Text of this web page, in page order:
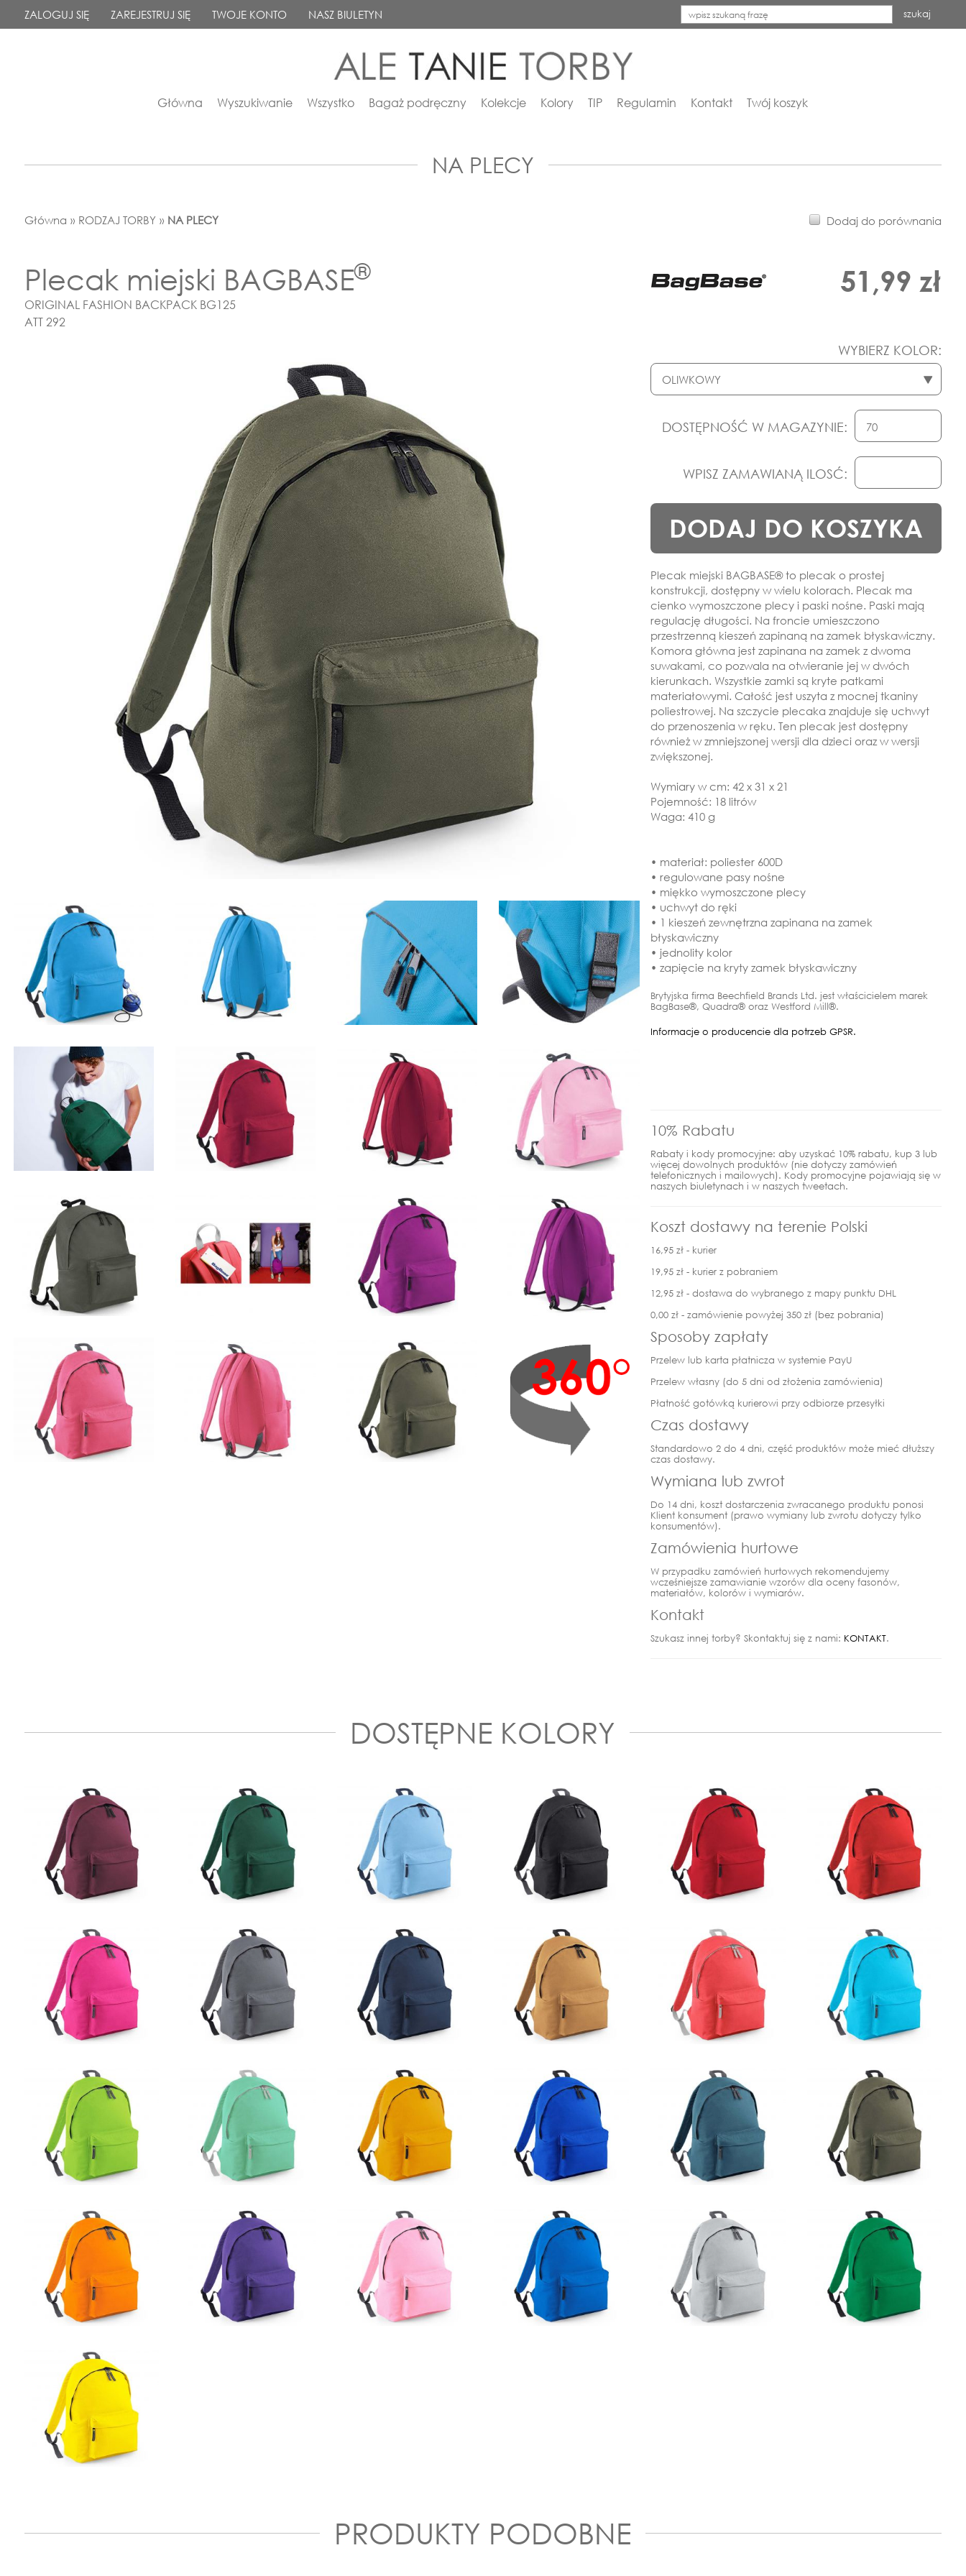
ZALOGUJ SIĘ ZAREJESTRUJ SIĘ TWOJE KONTO NASZ BIULETYN szukaj
Główna Wyszukiwanie Wszystko Bagaż podręczny Kolekcje Kolory TIP Regulamin Kontakt Twój koszyk
NA PLECY
Główna » RODZAJ TORBY » NA PLECY Dodaj do porównania
Plecak miejski BAGBASE®
ORIGINAL FASHION BACKPACK BG125
ATT 292
51,99 zł
WYBIERZ KOLOR:
DOSTĘPNOŚĆ W MAGAZYNIE:
WPISZ ZAMAWIANĄ ILOSĆ:
DODAJ DO KOSZYKA
Plecak miejski BAGBASE® to plecak o prostej
konstrukcji, dostępny w wielu kolorach. Plecak ma
cienko wymoszczone plecy i paski nośne. Paski mają
regulację długości. Na froncie umieszczono
przestrzenną kieszeń zapinaną na zamek błyskawiczny.
Komora główna jest zapinana na zamek z dwoma
suwakami, co pozwala na otwieranie jej w dwóch
kierunkach. Wszystkie zamki są kryte patkami
materiałowymi. Całość jest uszyta z mocnej tkaniny
poliestrowej. Na szczycie plecaka znajduje się uchwyt
do przenoszenia w ręku. Ten plecak jest dostępny
również w zmniejszonej wersji dla dzieci oraz w wersji
zwiększonej.
Wymiary w cm: 42 x 31 x 21
Pojemność: 18 litrów
Waga: 410 g
• materiał: poliester 600D
• regulowane pasy nośne
• miękko wymoszczone plecy
• uchwyt do ręki
• 1 kieszeń zewnętrzna zapinana na zamek
błyskawiczny
• jednolity kolor
• zapięcie na kryty zamek błyskawiczny
Brytyjska firma Beechfield Brands Ltd. jest właścicielem marek
BagBase®, Quadra® oraz Westford Mill®.
Informacje o producencie dla potrzeb GPSR.
10% Rabatu
Rabaty i kody promocyjne: aby uzyskać 10% rabatu, kup 3 lub
więcej dowolnych produktów (nie dotyczy zamówień
telefonicznych i mailowych). Kody promocyjne pojawiają się w
naszych biuletynach i w naszych tweetach.
Koszt dostawy na terenie Polski
16,95 zł - kurier
19,95 zł - kurier z pobraniem
12,95 zł - dostawa do wybranego z mapy punktu DHL
0,00 zł - zamówienie powyżej 350 zł (bez pobrania)
Sposoby zapłaty
Przelew lub karta płatnicza w systemie PayU
Przelew własny (do 5 dni od złożenia zamówienia)
Płatność gotówką kurierowi przy odbiorze przesyłki
Czas dostawy
Standardowo 2 do 4 dni, część produktów może mieć dłuższy
czas dostawy.
Wymiana lub zwrot
Do 14 dni, koszt dostarczenia zwracanego produktu ponosi
Klient konsument (prawo wymiany lub zwrotu dotyczy tylko
konsumentów).
Zamówienia hurtowe
W przypadku zamówień hurtowych rekomendujemy
wcześniejsze zamawianie wzorów dla oceny fasonów,
materiałów, kolorów i wymiarów.
Kontakt
Szukasz innej torby? Skontaktuj się z nami: KONTAKT.
DOSTĘPNE KOLORY
PRODUKTY PODOBNE